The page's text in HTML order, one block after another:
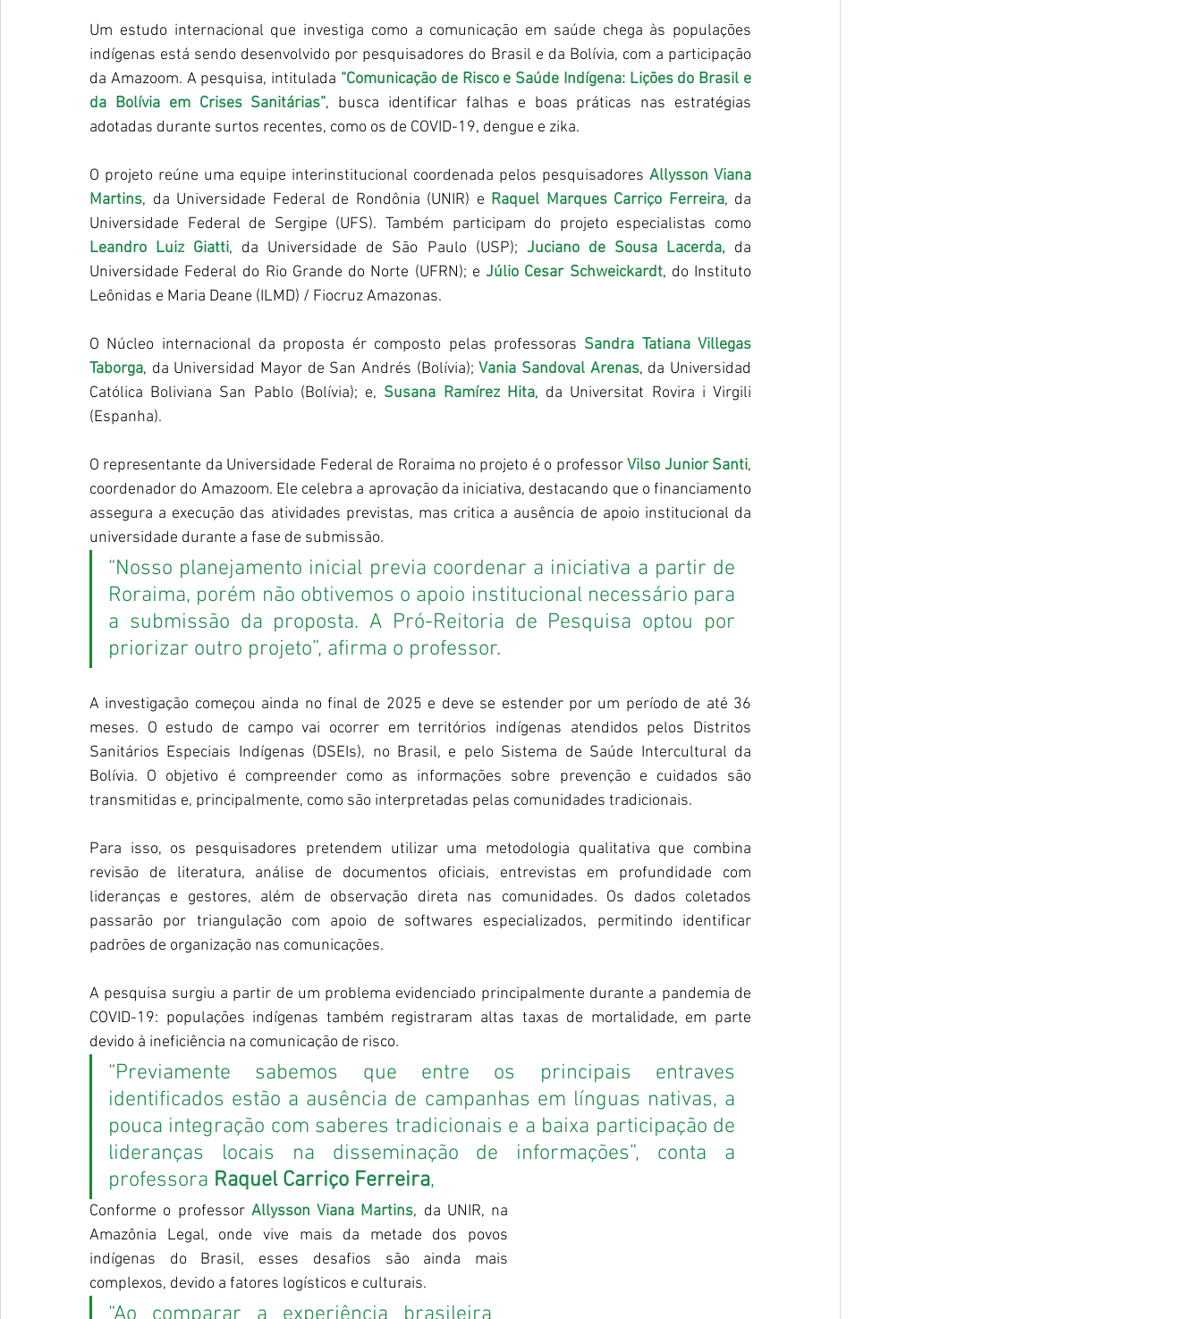
Um estudo internacional que investiga como a comunicação em saúde chega às populações
indígenas está sendo desenvolvido por pesquisadores do Brasil e da Bolívia, com a participação
da Amazoom. A pesquisa, intitulada “Comunicação de Risco e Saúde Indígena: Lições do Brasil e
da Bolívia em Crises Sanitárias”, busca identificar falhas e boas práticas nas estratégias
adotadas durante surtos recentes, como os de COVID-19, dengue e zika.
O projeto reúne uma equipe interinstitucional coordenada pelos pesquisadores Allysson Viana
Martins, da Universidade Federal de Rondônia (UNIR) e Raquel Marques Carriço Ferreira, da
Leandro Luiz Giatti, da Universidade de São Paulo (USP); Juciano de Sousa Lacerda, da
Universidade Federal do Rio Grande do Norte (UFRN); e Júlio Cesar Schweickardt, do Instituto
Leônidas e Maria Deane (ILMD) / Fiocruz Amazonas.
O Núcleo internacional da proposta ér composto pelas professoras Sandra Tatiana Villegas
Taborga, da Universidad Mayor de San Andrés (Bolívia); Vania Sandoval Arenas, da Universidad
Católica Boliviana San Pablo (Bolívia); e, Susana Ramírez Hita, da Universitat Rovira i Virgili
(Espanha).
O representante da Universidade Federal de Roraima no projeto é o professor Vilso Junior Santi,
coordenador do Amazoom. Ele celebra a aprovação da iniciativa, destacando que o financiamento
assegura a execução das atividades previstas, mas critica a ausência de apoio institucional da
universidade durante a fase de submissão.
“Nosso planejamento inicial previa coordenar a iniciativa a partir de
Roraima, porém não obtivemos o apoio institucional necessário para
a submissão da proposta. A Pró-Reitoria de Pesquisa optou por
priorizar outro projeto”, afirma o professor.
A investigação começou ainda no final de 2025 e deve se estender por um período de até 36
meses. O estudo de campo vai ocorrer em territórios indígenas atendidos pelos Distritos
Sanitários Especiais Indígenas (DSEIs), no Brasil, e pelo Sistema de Saúde Intercultural da
Bolívia. O objetivo é compreender como as informações sobre prevenção e cuidados são
transmitidas e, principalmente, como são interpretadas pelas comunidades tradicionais.
Para isso, os pesquisadores pretendem utilizar uma metodologia qualitativa que combina
revisão de literatura, análise de documentos oficiais, entrevistas em profundidade com
lideranças e gestores, além de observação direta nas comunidades. Os dados coletados
passarão por triangulação com apoio de softwares especializados, permitindo identificar
padrões de organização nas comunicações.
A pesquisa surgiu a partir de um problema evidenciado principalmente durante a pandemia de
COVID-19: populações indígenas também registraram altas taxas de mortalidade, em parte
devido à ineficiência na comunicação de risco.
“Previamente sabemos que entre os principais entraves
identificados estão a ausência de campanhas em línguas nativas, a
pouca integração com saberes tradicionais e a baixa participação de
lideranças locais na disseminação de informações”, conta a
professora Raquel Carriço Ferreira,
Conforme o professor Allysson Viana Martins, da UNIR, na
Amazônia Legal, onde vive mais da metade dos povos
indígenas do Brasil, esses desafios são ainda mais
complexos, devido a fatores logísticos e culturais.